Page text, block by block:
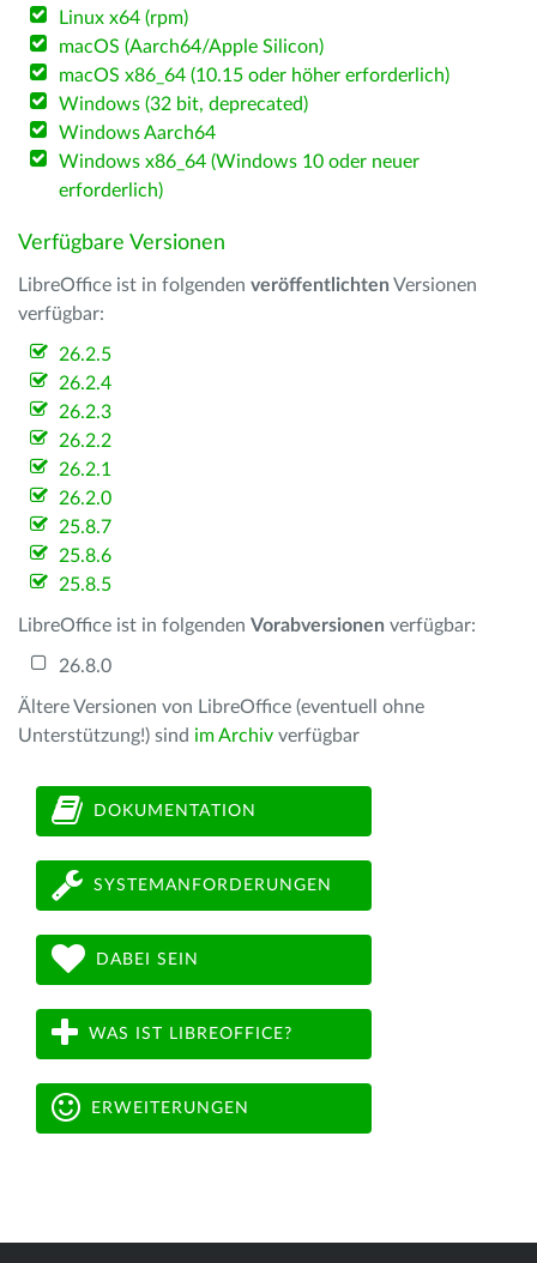
Linux x64 (rpm)
macOS (Aarch64/Apple Silicon)
macOS x86_64 (10.15 oder höher erforderlich)
Windows (32 bit, deprecated)
Windows Aarch64
Windows x86_64 (Windows 10 oder neuer
erforderlich)
Verfügbare Versionen
LibreOffice ist in folgenden veröffentlichten Versionen
verfügbar:
26.2.5
26.2.4
26.2.3
26.2.2
26.2.1
26.2.0
25.8.7
25.8.6
25.8.5
LibreOffice ist in folgenden Vorabversionen verfügbar:
26.8.0
Ältere Versionen von LibreOffice (eventuell ohne
Unterstützung!) sind im Archiv verfügbar
DOKUMENTATION
SYSTEMANFORDERUNGEN
DABEI SEIN
WAS IST LIBREOFFICE?
ERWEITERUNGEN